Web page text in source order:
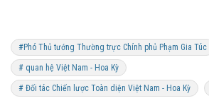
#Phó Thủ tướng Thường trực Chính phủ Phạm Gia Túc
# quan hệ Việt Nam - Hoa Kỳ
# Đối tác Chiến lược Toàn diện Việt Nam - Hoa Kỳ